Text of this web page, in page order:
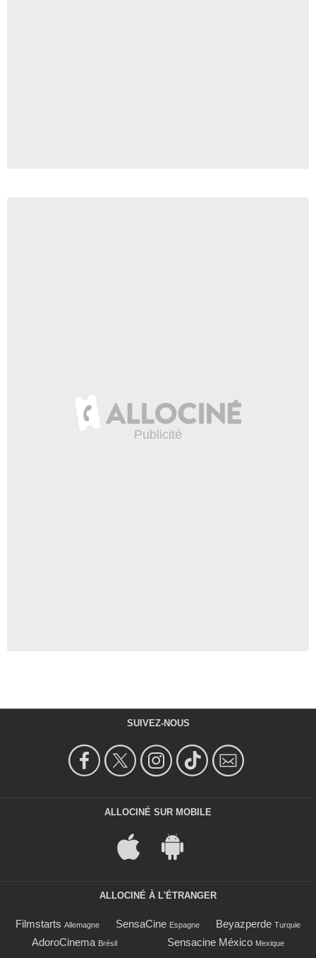
SUIVEZ-NOUS
ALLOCINÉ SUR MOBILE
ALLOCINÉ À L'ÉTRANGER
Filmstarts Allemagne SensaCine Espagne Beyazperde Turquie
AdoroCinema Brésil Sensacine México Mexique